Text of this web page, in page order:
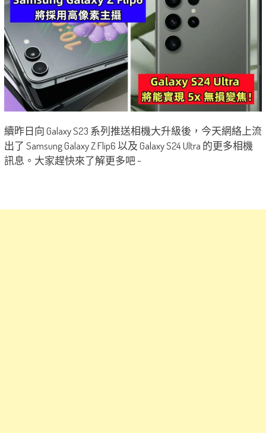
續昨日向 Galaxy S23 系列推送相機大升級後，今天網絡上流
出了 Samsung Galaxy Z Flip6 以及 Galaxy S24 Ultra 的更多相機
訊息。大家趕快來了解更多吧 ~